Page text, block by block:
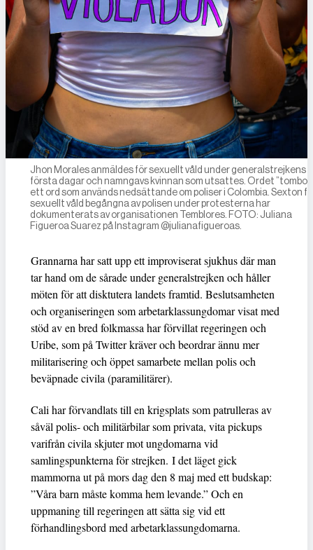
Jhon Morales anmäldes för sexuellt våld under generalstrejkens
första dagar och namngavs kvinnan som utsattes. Ordet
ett ord som används nedsättande om poliser i Colombia. Sexton
sexuellt våld begångna av polisen under protesterna har
dokumenterats av organisationen Temblores. FOTO: Juliana
Figueroa Suarez på Instagram @julianafigueroas.
Grannarna har satt upp ett improviserat sjukhus där man
tar hand om de sårade under generalstrejken och håller
möten för att disktutera landets framtid. Beslutsamheten
och organiseringen som arbetarklassungdomar visat med
stöd av en bred folkmassa har förvillat regeringen och
Uribe, som på Twitter kräver och beordrar ännu mer
militarisering och öppet samarbete mellan polis och
beväpnade civila (paramilitärer).
Cali har förvandlats till en krigsplats som patrulleras av
såväl polis- och militärbilar som privata, vita pickups
varifrån civila skjuter mot ungdomarna vid
samlingspunkterna för strejken. I det läget gick
mammorna ut på mors dag den 8 maj med ett budskap:
”Våra barn måste komma hem levande.” Och en
uppmaning till regeringen att sätta sig vid ett
förhandlingsbord med arbetarklassungdomarna.